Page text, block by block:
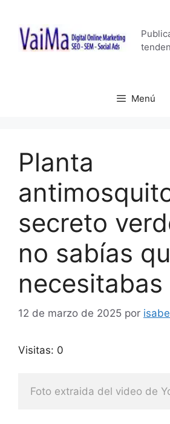
contenido
Menú
Planta
secreto
no sabías
necesitabas
12 de marzo de 2025 por
Visitas: 0
Foto extraida del video de